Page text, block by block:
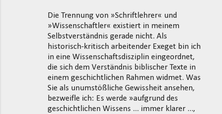
Die Trennung von »Schriftlehrer« und
»Wissenschaftler« existiert in meinem
Selbstverständnis gerade nicht. Als
historisch-kritisch arbeitender Exeget bin ich
in eine Wissenschaftsdisziplin eingeordnet,
die sich dem Verständnis biblischer Texte in
einem geschichtlichen Rahmen widmet. Was
Sie als unumstößliche Gewissheit ansehen,
bezweifle ich: Es werde »aufgrund des
geschichtlichen Wissens ... immer klarer ...,